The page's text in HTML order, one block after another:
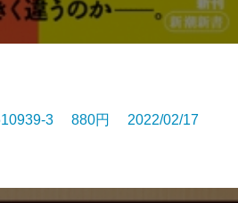
3 880円 2022/02/17